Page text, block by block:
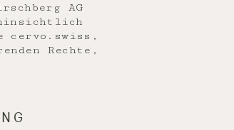
AG
cervo.swiss,
Rechte,